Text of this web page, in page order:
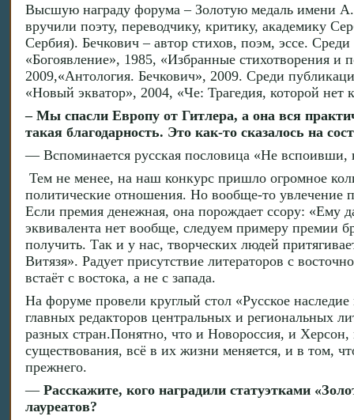
Высшую награду форума – Золотую медаль имени
вручили поэту, переводчику, критику, академику
Сербия). Бечкович – автор стихов, поэм, эссе.
«Богоявление», 1985, «Избранные стихотворения и
2009,«Антология. Бечкович», 2009. Среди
«Новый экватор», 2004, «Че: Трагедия, которой нет
– Мы спасли Европу от Гитлера, а она вся
такая благодарность. Это как-то сказалось на
— Вспоминается русская пословица «Не
Тем не менее, на наш конкурс пришло огромное
политические отношения. Но вообще-то увлечение
Если премия денежная, она порождает ссору: «Ему
эквивалента нет вообще, следуем примеру премии
получить. Так и у нас, творческих людей
Витязя». Радует присутствие литераторов с
встаёт с востока, а не с запада.
На форуме провели круглый стол «Русское
главных редакторов центральных и региональных
разных стран.Понятно, что и Новороссия, и
существования, всё в их жизни меняется, и в том,
прежнего.
— Расскажите, кого наградили статуэтками
лауреатов?